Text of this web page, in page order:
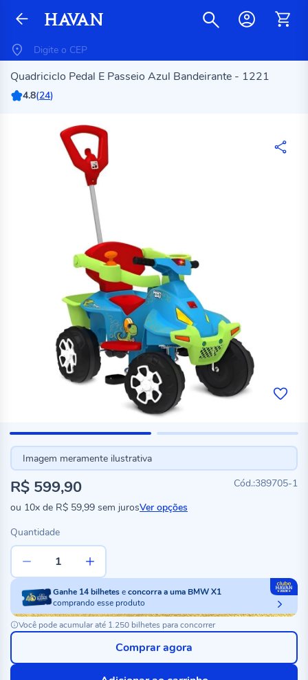
Quadriciclo Pedal E Passeio Azul Bandeirante - 1221
4.8(24)
Imagem meramente ilustrativa
389705-1
R$ 599,90
ou 10x de R$ 59,99 sem jurosVer opções
Quantidade
Ganhe 14bilheteseconcorra a uma BMW X1
comprando esse produto
Você pode acumular até 1.250 bilhetes para concorrer
Comprar agora